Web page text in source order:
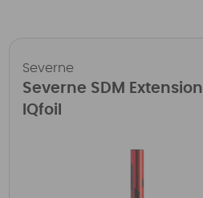
Severne
Severne SDM Extension
IQfoil